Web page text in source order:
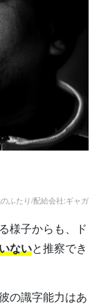
ふたり/配給会社:ギャガ
様子からも、ド
ないと推察でき
の識字能力はあ